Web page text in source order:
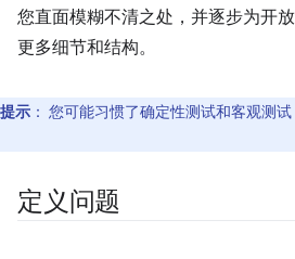
您直面模糊不清之处，并逐步为开
更多细节和结构。
提示 ： 您可能习惯了确定性测试和客观测
定义问题